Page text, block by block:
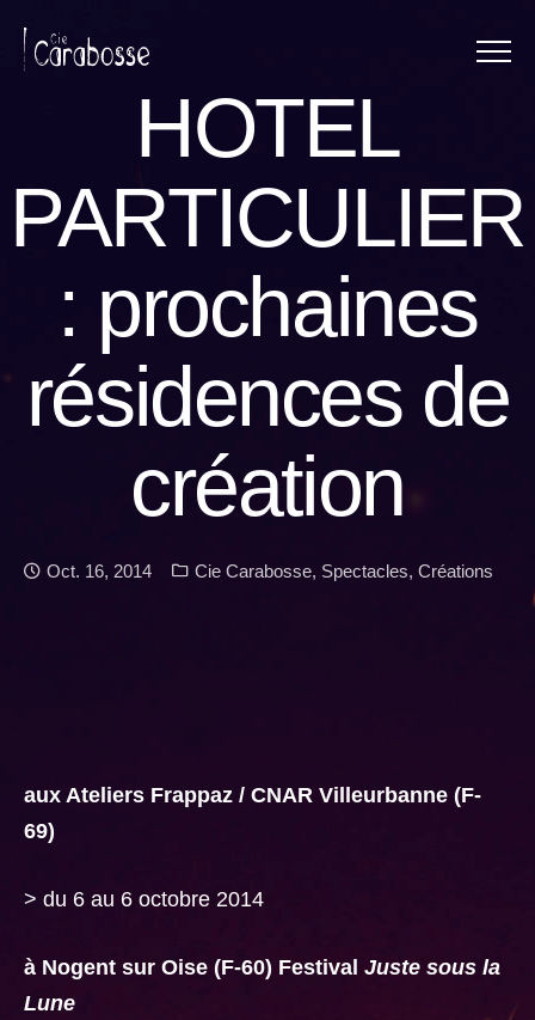
HOTEL
PARTICULIER
: prochaines
résidences de
création
Date:
Oct. 16, 2014 Categories:
Cie Carabosse, Spectacles, Créations
aux Ateliers Frappaz / CNAR Villeurbanne (F-
69)
> du 6 au 6 octobre 2014
à Nogent sur Oise (F-60) Festival Juste sous la
Lune